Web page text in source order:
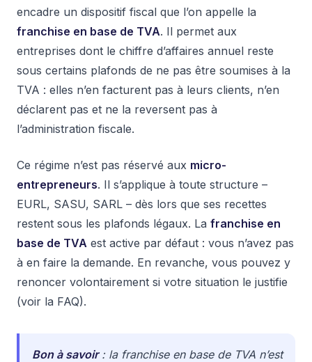
encadre un dispositif fiscal que l’on appelle la
franchise en base de TVA. Il permet aux
entreprises dont le chiffre d’affaires annuel reste
sous certains plafonds de ne pas être soumises à la
TVA : elles n’en facturent pas à leurs clients, n’en
déclarent pas et ne la reversent pas à
l’administration fiscale.
Ce régime n’est pas réservé aux micro-
entrepreneurs. Il s’applique à toute structure –
EURL, SASU, SARL – dès lors que ses recettes
restent sous les plafonds légaux. La franchise en
base de TVA est active par défaut : vous n’avez pas
à en faire la demande. En revanche, vous pouvez y
renoncer volontairement si votre situation le justifie
(voir la FAQ).
Bon à savoir: la franchise en base de TVA n’est